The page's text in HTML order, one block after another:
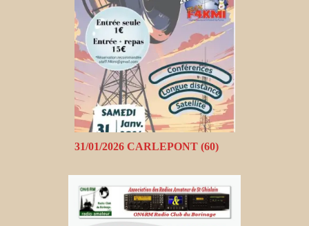
31/01/2026 CARLEPONT (60)